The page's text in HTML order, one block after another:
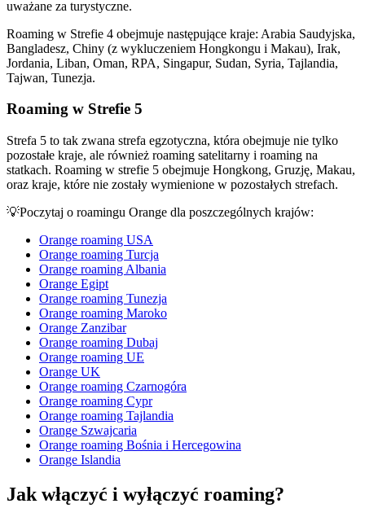
uważane za turystyczne.
Roaming w Strefie 4 obejmuje następujące kraje: Arabia Saudyjska,
Bangladesz, Chiny (z wykluczeniem Hongkongu i Makau), Irak,
Jordania, Liban, Oman, RPA, Singapur, Sudan, Syria, Tajlandia,
Tajwan, Tunezja.
Roaming w Strefie 5
Strefa 5 to tak zwana strefa egzotyczna, która obejmuje nie tylko
pozostałe kraje, ale również roaming satelitarny i roaming na
statkach. Roaming w strefie 5 obejmuje Hongkong, Gruzję, Makau,
oraz kraje, które nie zostały wymienione w pozostałych strefach.
💡Poczytaj o roamingu Orange dla poszczególnych krajów:
Orange roaming USA
Orange roaming Turcja
Orange roaming Albania
Orange Egipt
Orange roaming Tunezja
Orange roaming Maroko
Orange Zanzibar
Orange roaming Dubaj
Orange roaming UE
Orange UK
Orange roaming Czarnogóra
Orange roaming Cypr
Orange roaming Tajlandia
Orange Szwajcaria
Orange roaming Bośnia i Hercegowina
Orange Islandia
Jak włączyć i wyłączyć roaming?